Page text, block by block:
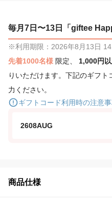
毎月7日〜13日「giftee
※利用期限：2026年8月13日
先着1000名様 限定、 1,000円
りいただけます。下記のギフ
力ください。
ギフトコード利用時の注意
2608AUG
商品仕様